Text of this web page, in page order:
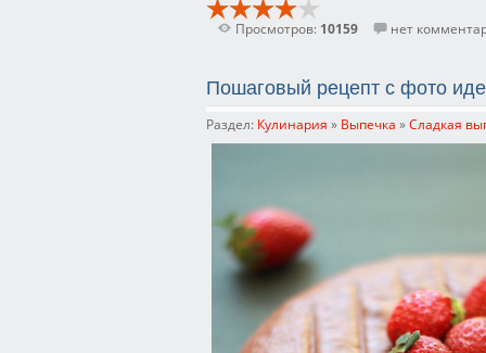
Просмотров: 10159 нет
Пошаговый рецепт с фото
Раздел: Кулинария » Выпечка »Сладкая